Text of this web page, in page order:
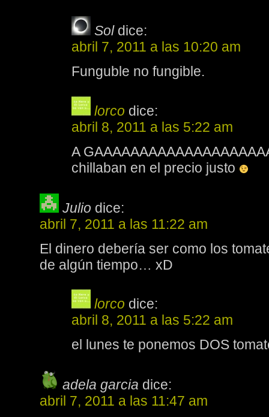
Sol dice:
abril 7, 2011 a las 10:20 am
Funguble no fungible.
lorco dice:
abril 8, 2011 a las 5:22 am
A
chillaban en el precio justo
Julio dice:
abril 7, 2011 a las 11:22 am
El dinero debería ser como los
de algún tiempo… xD
lorco dice:
abril 8, 2011 a las 5:22 am
el lunes te ponemos DOS
adela garcia dice:
abril 7, 2011 a las 11:47 am